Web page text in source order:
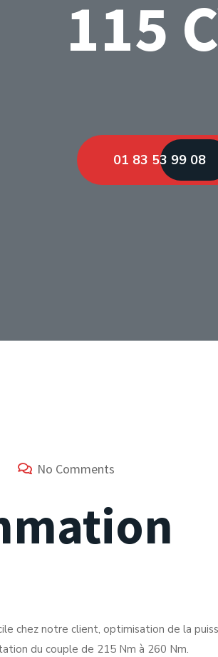
115
01 83 53 99 08
No Comments
chez notre client, optimisation de la
du couple de 215 Nm à 260 Nm.